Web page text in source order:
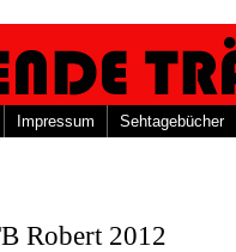
Impressum Sehtagebücher
Robert 2012